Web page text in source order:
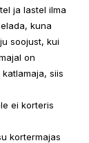
ja lastel ilma
kuna
soojust, kui
on
siis
ei korteris
kortermajas